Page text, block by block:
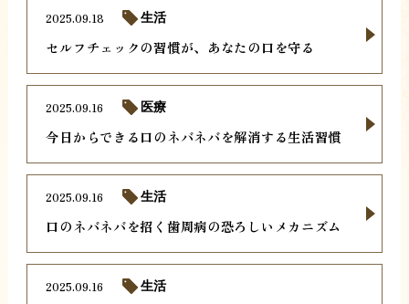
セルフチェックの習慣が、あなたの口を守る
2025.09.18 生活
今日からできる口のネバネバを解消する生活習慣
2025.09.16 医療
口のネバネバを招く歯周病の恐ろしいメカニズム
2025.09.16 生活
2025.09.16 生活